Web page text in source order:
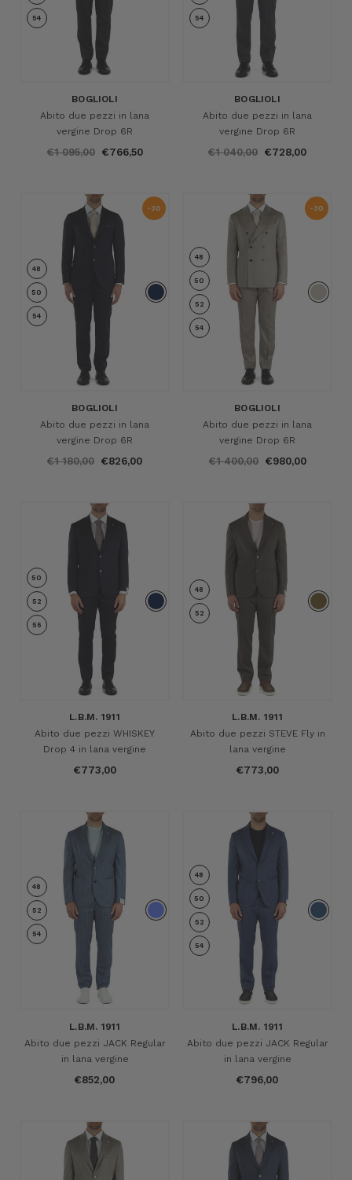
54
BOGLIOLI
Abito due pezzi in lana
vergine Drop 6R
€1 095,00 €766,50
54
BOGLIOLI
Abito due pezzi in lana
vergine Drop 6R
€1 040,00 €728,00
-30
48
50
54
BOGLIOLI
Abito due pezzi in lana
vergine Drop 6R
€1 180,00 €826,00
-30
48
50
52
54
BOGLIOLI
Abito due pezzi in lana
vergine Drop 6R
€1 400,00 €980,00
50
52
56
L.B.M. 1911
Abito due pezzi WHISKEY
Drop 4 in lana vergine
€773,00
48
52
L.B.M. 1911
Abito due pezzi STEVE Fly in
lana vergine
€773,00
48
52
54
L.B.M. 1911
Abito due pezzi JACK Regular
in lana vergine
€852,00
48
50
52
54
L.B.M. 1911
Abito due pezzi JACK Regular
in lana vergine
€796,00